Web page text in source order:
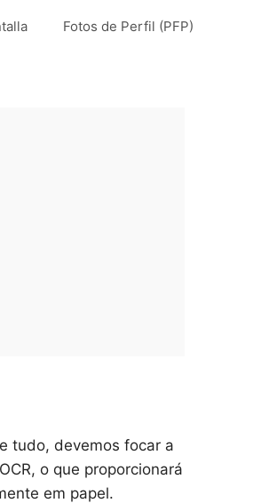
Fotos de Perfil (PFP)
tudo, devemos focar a
o que proporcionará
em papel.